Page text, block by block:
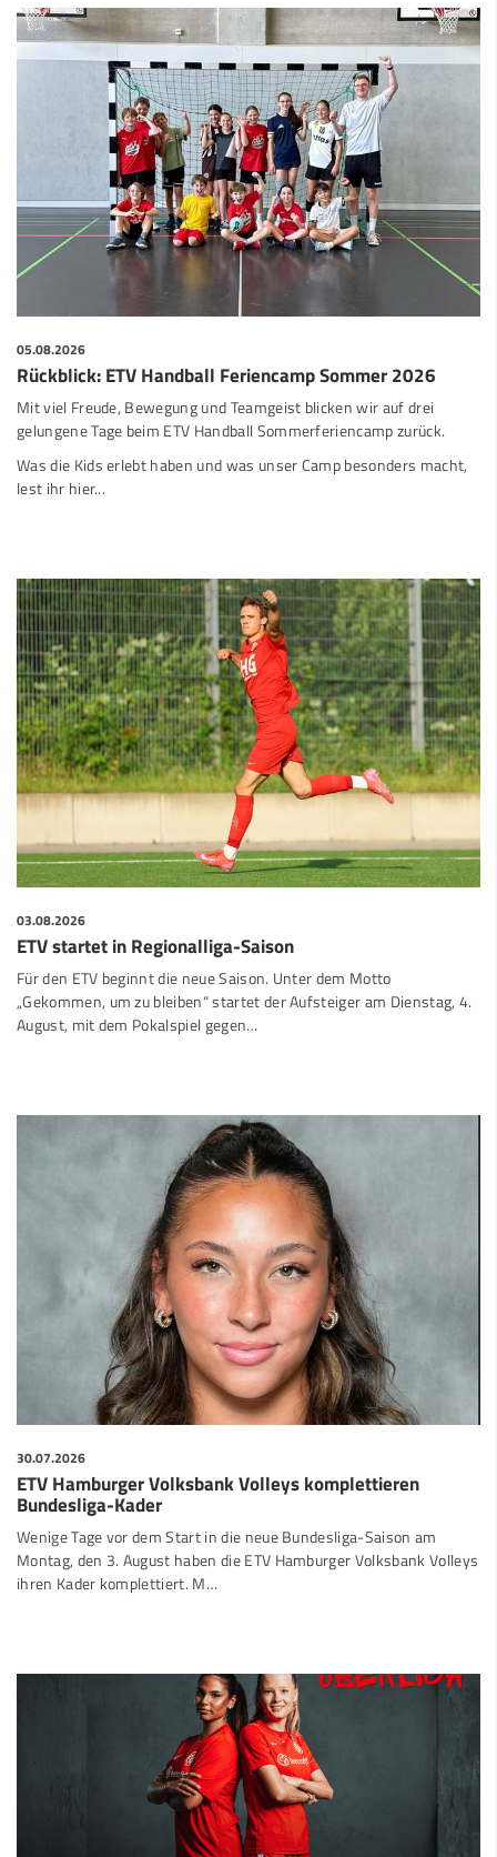
05.08.2026
Rückblick: ETV Handball Feriencamp Sommer 2026
Mit viel Freude, Bewegung und Teamgeist blicken wir auf drei
gelungene Tage beim ETV Handball Sommerferiencamp zurück.
Was die Kids erlebt haben und was unser Camp besonders macht,
lest ihr hier...
03.08.2026
ETV startet in Regionalliga-Saison
Für den ETV beginnt die neue Saison. Unter dem Motto
„Gekommen, um zu bleiben“ startet der Aufsteiger am Dienstag, 4.
August, mit dem Pokalspiel gegen…
30.07.2026
ETV Hamburger Volksbank Volleys komplettieren
Bundesliga-Kader
Wenige Tage vor dem Start in die neue Bundesliga-Saison am
Montag, den 3. August haben die ETV Hamburger Volksbank Volleys
ihren Kader komplettiert. M…